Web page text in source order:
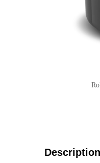
Description